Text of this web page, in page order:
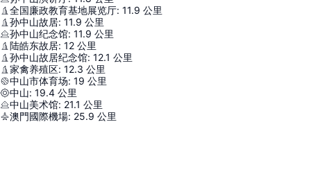
全国廉政教育基地展览厅: 11.9 公里
孙中山故居: 11.9 公里
孙中山纪念馆: 11.9 公里
陆皓东故居: 12 公里
孙中山故居纪念馆: 12.1 公里
家禽养殖区: 12.3 公里
中山市体育场: 19 公里
中山: 19.4 公里
中山美术馆: 21.1 公里
澳門國際機場: 25.9 公里